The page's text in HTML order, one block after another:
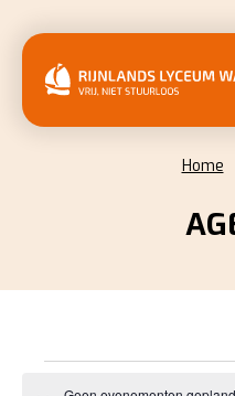
Home
EVENEMENTEN